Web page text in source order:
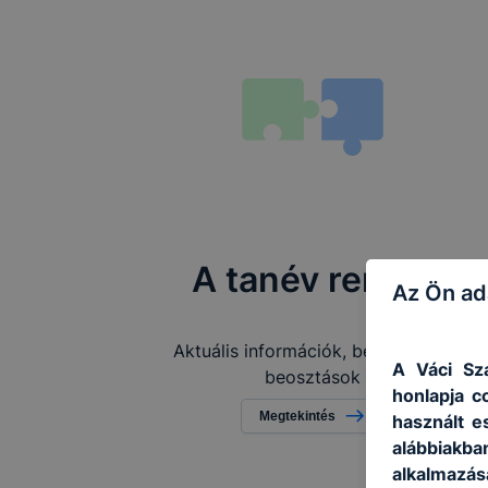
A tanév rendje
Aktuális információk, befizetések,
beosztások
Megtekintés
Az Ön
A Váci
honlapja
használt